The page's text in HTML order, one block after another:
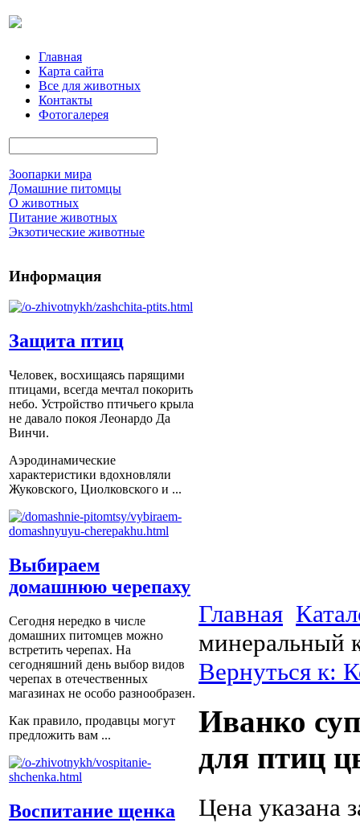
Главная
Карта сайта
Все для животных
Контакты
Фотогалерея
Зоопарки мира
Домашние питомцы
О животных
Питание животных
Экзотические животные
Информация
Защита птиц
Человек, восхищаясь парящими
птицами, всегда мечтал покорить
небо. Устройство птичьего крыла
не давало покоя Леонардо Да
Винчи.
Аэродинамические
характеристики вдохновляли
Жуковского, Циолковского и ...
Выбираем
домашнюю черепаху
Сегодня нередко в числе
домашних питомцев можно
встретить черепах. На
сегодняшний день выбор видов
черепах в отечественных
магазинах не особо разнообразен.
Как правило, продавцы могут
предложить вам ...
Воспитание щенка
Главная
минеральный
Вернуться к:
Иванко
для птиц
Цена указана